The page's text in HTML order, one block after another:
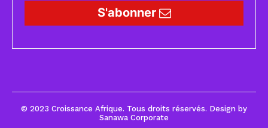
S'abonner
© 2023 Croissance Afrique. Tous droits réservés. Design by
Sanawa Corporate